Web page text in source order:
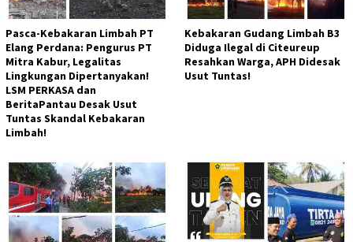
Pasca-Kebakaran Limbah PT
Elang Perdana: Pengurus PT
Mitra Kabur, Legalitas
Lingkungan Dipertanyakan!
LSM PERKASA dan
BeritaPantau Desak Usut
Tuntas Skandal Kebakaran
Limbah!
Kebakaran Gudang Limbah B3
Diduga Ilegal di Citeureup
Resahkan Warga, APH Didesak
Usut Tuntas!